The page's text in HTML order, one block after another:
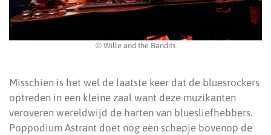
© Wille and the Bandits
Misschien is het wel de laatste keer dat de bluesrockers
optreden in een kleine zaal want deze muzikanten
veroveren wereldwijd de harten van bluesliefhebbers.
Poppodium Astrant doet nog een schepje bovenop de